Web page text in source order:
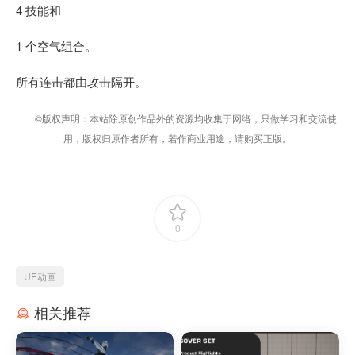
4 技能和
1 个空气组合。
所有连击都由攻击隔开。
©版权声明：本站除原创作品外的资源均收集于网络，只做学习和交流使
用，版权归原作者所有，若作商业用途，请购买正版。
0
UE动画
相关推荐